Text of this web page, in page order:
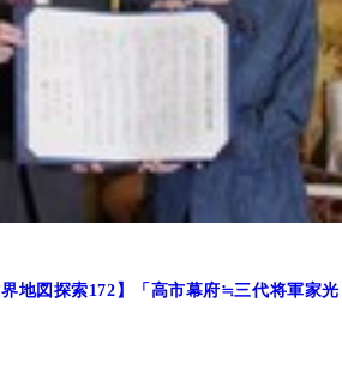
界地図探索172】「高市幕府≒三代将軍家光